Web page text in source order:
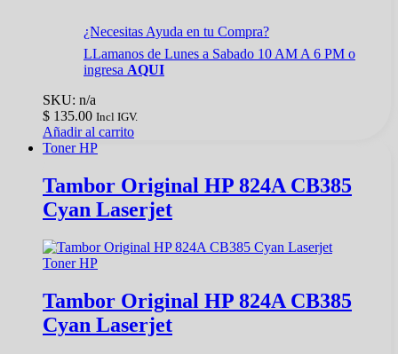
¿Necesitas Ayuda en tu Compra?
LLamanos de Lunes a Sabado 10 AM A 6 PM o
ingresa AQUI
SKU: n/a
$ 135.00 Incl IGV.
Añadir al carrito
Toner HP
Tambor Original HP 824A CB385
Cyan Laserjet
Toner HP
Tambor Original HP 824A CB385
Cyan Laserjet